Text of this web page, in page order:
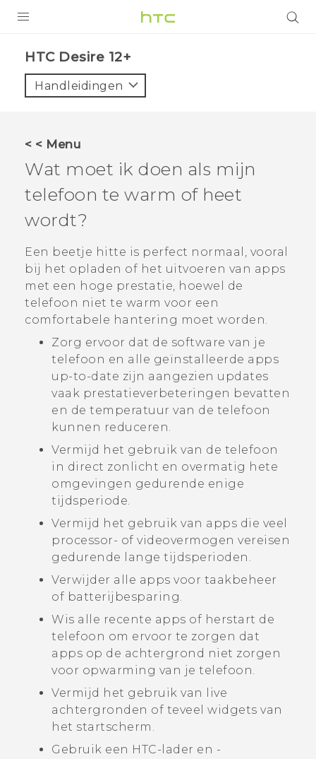
VIVE
AANBIEDINGEN
HTC Club
SUPPORT
HTC-apparaten & -accessoires
VIVERSE
Aanmelden
HTC Desire 12+‎
Handleidingen
< < Menu
Wat moet ik doen als mijn
telefoon te warm of heet
wordt?
Een beetje hitte is perfect normaal, vooral
bij het opladen of het uitvoeren van apps
met een hoge prestatie, hoewel de
telefoon niet te warm voor een
comfortabele hantering moet worden.
Zorg ervoor dat de software van je
telefoon en alle geïnstalleerde apps
up-to-date zijn aangezien updates
vaak prestatieverbeteringen bevatten
en de temperatuur van de telefoon
kunnen reduceren.
Vermijd het gebruik van de telefoon
in direct zonlicht en overmatig hete
omgevingen gedurende enige
tijdsperiode.
Vermijd het gebruik van apps die veel
processor- of videovermogen vereisen
gedurende lange tijdsperioden.
Verwijder alle apps voor taakbeheer
of batterijbesparing.
Wis alle recente apps of herstart de
telefoon om ervoor te zorgen dat
apps op de achtergrond niet zorgen
voor opwarming van je telefoon.
Vermijd het gebruik van live
achtergronden of teveel widgets van
het startscherm.
Gebruik een HTC-lader en -